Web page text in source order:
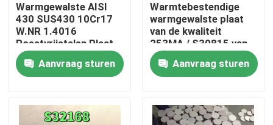
Warmgewalste AISI
430 SUS430 10Cr17
W.NR 1.4016
Roestvrijstalen Plaat
10*1500*6000 NO.1
Oppervlak
Aanvraag sturen
Warmtebestendige
warmgewalste plaat
van de kwaliteit
253MA / S30815 van
roestvrij staal
Aanvraag sturen